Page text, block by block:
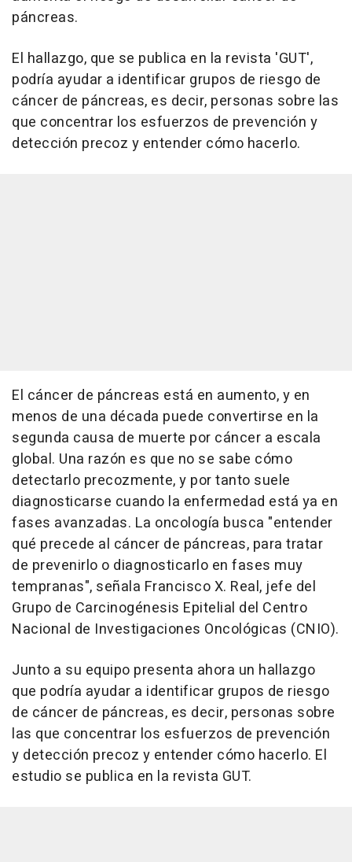
páncreas.
El hallazgo, que se publica en la revista 'GUT',
podría ayudar a identificar grupos de riesgo de
cáncer de páncreas, es decir, personas sobre las
que concentrar los esfuerzos de prevención y
detección precoz y entender cómo hacerlo.
El cáncer de páncreas está en aumento, y en
menos de una década puede convertirse en la
segunda causa de muerte por cáncer a escala
global. Una razón es que no se sabe cómo
detectarlo precozmente, y por tanto suele
diagnosticarse cuando la enfermedad está ya en
fases avanzadas. La oncología busca "entender
qué precede al cáncer de páncreas, para tratar
de prevenirlo o diagnosticarlo en fases muy
tempranas", señala Francisco X. Real, jefe del
Grupo de Carcinogénesis Epitelial del Centro
Nacional de Investigaciones Oncológicas (CNIO).
Junto a su equipo presenta ahora un hallazgo
que podría ayudar a identificar grupos de riesgo
de cáncer de páncreas, es decir, personas sobre
las que concentrar los esfuerzos de prevención
y detección precoz y entender cómo hacerlo. El
estudio se publica en la revista GUT.